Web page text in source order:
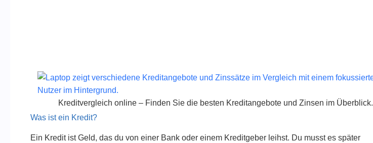
Kreditvergleich online – Finden Sie die besten Kreditangebote und Zinsen im Überblick.
Was ist ein Kredit?
Ein Kredit ist Geld, das du von einer Bank oder einem Kreditgeber leihst. Du musst es später